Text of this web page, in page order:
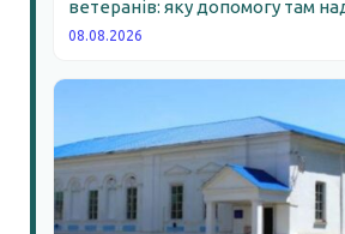
ветеранів: яку допомогу там
08.08.2026